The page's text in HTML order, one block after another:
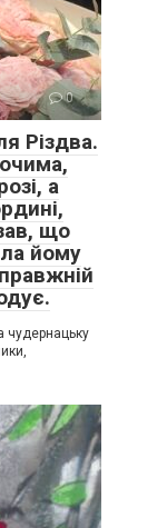
0
Різдва.
а
що
йому
чудернацьку